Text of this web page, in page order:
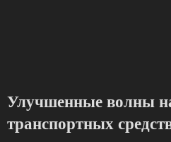
Улучшенные волны
транспортных